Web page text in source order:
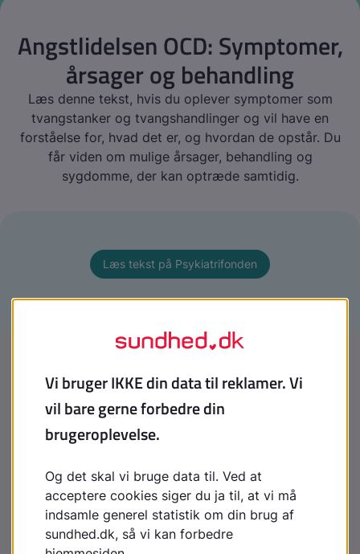
Angstlidelsen OCD: Symptomer,
årsager og behandling
Læs denne tekst, hvis du oplever symptomer som
tvangstanker og tvangshandlinger og vil have en
forståelse for, hvad det er, og hvordan de opstår. Du
får viden om mulige årsager, behandling og
sygdomme, der kan optræde samtidig.
Læs tekst på Psykiatrifonden